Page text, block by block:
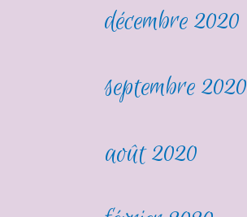
décembre 2020
septembre 2020
août 2020